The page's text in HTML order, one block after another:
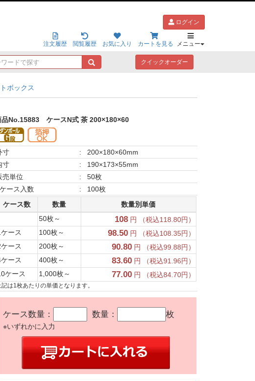
ログイン
注文履歴 閲覧履歴 お気に入り カートを見る メニュー
キ
ー
ー
ド
探
す
クイックオーダー
ボックス
品No.15883 ケースN式 茶 200×180×60
寸 :
200×180×60mm
寸
:
190×173×55mm
売単位
:
50枚
ース入数
:
100枚
ケース数
数量
数量別単価
50枚～
108円 （税込118.80円）
ース
100枚～ 98.50円 （税込108.35円）
ース
200枚～ 90.80円 （税込99.88円）
ース
400枚～ 83.60円 （税込91.96円）
ケース
1,000枚～ 77.00円 （税込84.70円）
記は1枚あたりの単価となります。
ケース数量： 数量： 枚
※いずれかに入力